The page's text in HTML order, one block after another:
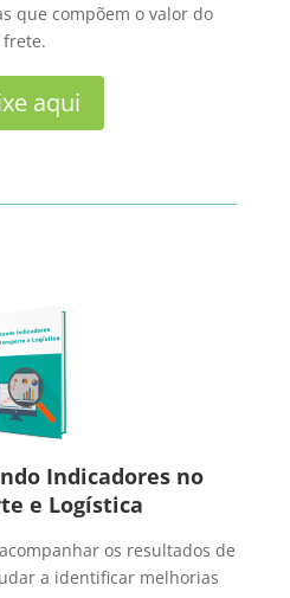
que compõem o valor do
frete.
aqui
Indicadores no
e Logística
os resultados de
a identificar melhorias